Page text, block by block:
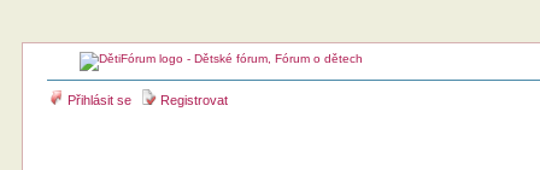
Přihlásit se Registrovat